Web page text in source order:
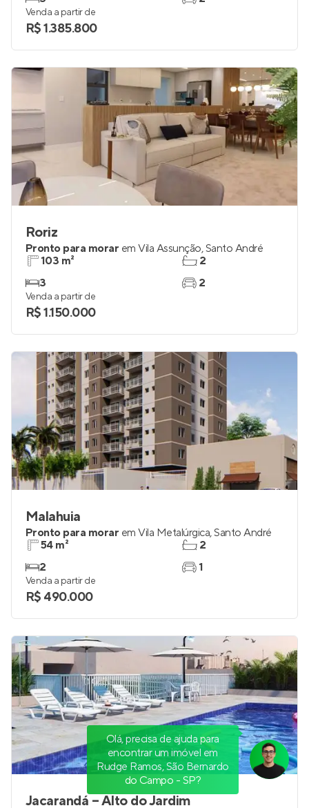
Venda a partir de
R$ 1.385.800
Roriz
Pronto para morar em Vila Assunção,Santo André
103 m²
3
2
2
Venda a partir de
R$ 1.150.000
Malahuia
Pronto para morar em Vila Metalúrgica,Santo André
54 m²
2
2
1
Venda a partir de
R$ 490.000
Jacarandá – Alto do Jardim
Olá, precisa de ajuda para
encontrar um imóvel em
Rudge Ramos, São Bernardo
do Campo - SP?